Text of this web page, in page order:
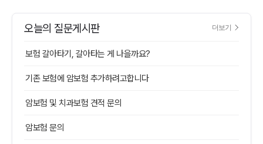
오늘의 질문게시판 더보기
보험 갈아타기, 갈아타는 게 나을까요?
기존 보험에 암보험 추가하려고합니다
암보험 및 치과보험 견적 문의
암보험 문의